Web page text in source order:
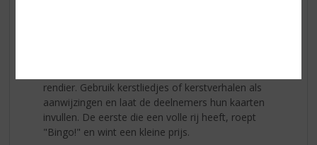
rendier. Gebruik kerstliedjes of kerstverhalen als
aanwijzingen en laat de deelnemers hun kaarten
invullen. De eerste die een volle rij heeft, roept
"Bingo!" en wint een kleine prijs.